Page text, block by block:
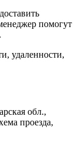
помогут
удаленности,
обл.,
проезда,